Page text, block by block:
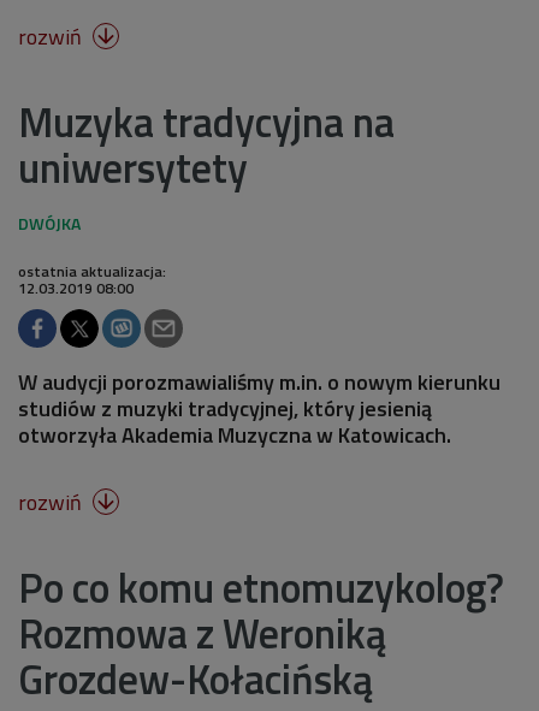
rozwiń 
Muzyka tradycyjna na
uniwersytety
ostatnia aktualizacja:
12.03.2019 08:00
W audycji porozmawialiśmy m.in. o nowym kierunku
studiów z muzyki tradycyjnej, który jesienią
otworzyła Akademia Muzyczna w Katowicach.
rozwiń 
Po co komu etnomuzykolog?
Rozmowa z Weroniką
Grozdew-Kołacińską